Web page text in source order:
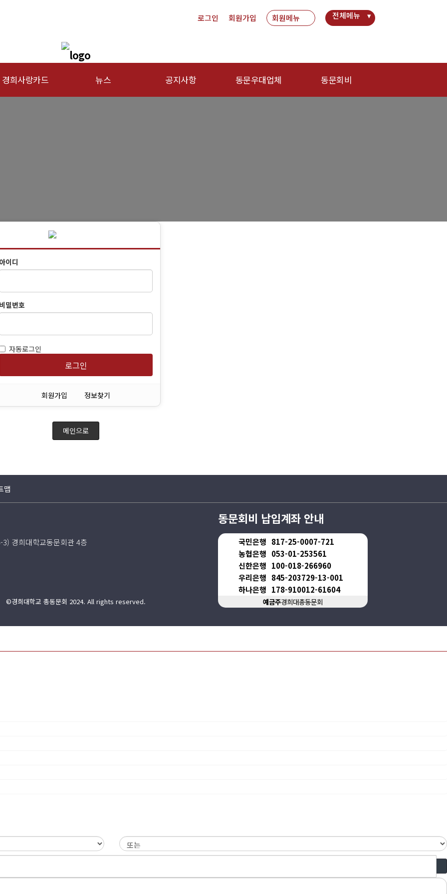
로그인 회원가입 회원메뉴 전체메뉴
경희사랑카드 뉴스 공지사항 동문우대업체 동문회비
아이디
비밀번호
자동로그인
로그인
회원가입 정보찾기
메인으로
맵
경희대학교동문회관 4층
동문회비 납입계좌 안내
국민은행 817-25-0007-721
농협은행 053-01-253561
신한은행 100-018-266960
우리은행 845-203729-13-001
하나은행 178-910012-61604
예금주경희대총동문회
©경희대학교 총동문회 2024. All rights reserved.